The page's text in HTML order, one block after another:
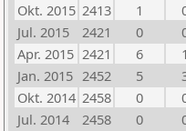
Okt. 2015 2413 1
Jul. 2015
2421 0
Apr. 2015 2421 6
1
Jan. 2015 2452 5
Okt. 2014 2458 0
Jul. 2014
2458 0